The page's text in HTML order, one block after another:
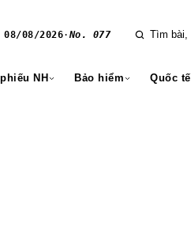
08/08/2026· No. 077
NH Bảo hiểm Quốc tế